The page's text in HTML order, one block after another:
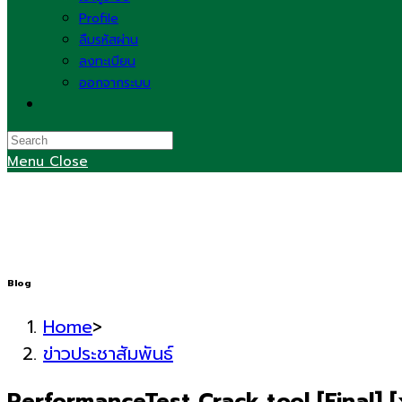
Profile
ลืมรหัสผ่าน
ลงทะเบียน
ออกจากระบบ
search
Menu Close
Blog
Home>
ข่าวประชาสัมพันธ์